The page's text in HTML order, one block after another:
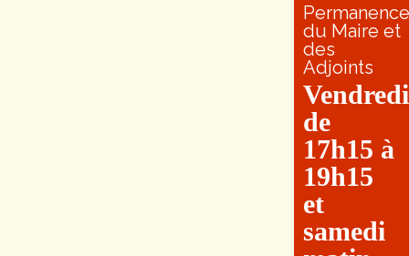
Permanence
du Maire et
des
Adjoints
Vendredi
de
17h15 à
19h15
et
samedi